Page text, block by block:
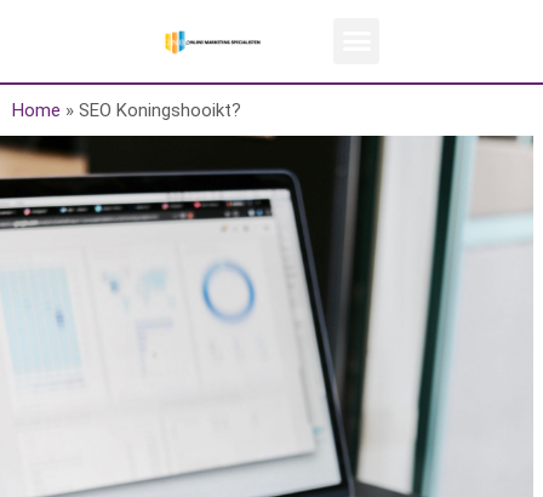
Home » SEO Koningshooikt?